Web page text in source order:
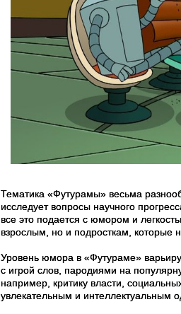
Тематика «Футурамы» весьма
исследует вопросы научного
все это подается с юмором и
взрослым, но и подросткам, которые
Уровень юмора в «Футураме»
с игрой слов, пародиями на
например, критику власти,
увлекательным и интеллектуальным